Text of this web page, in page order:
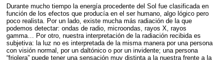
Durante mucho tiempo la energía procedente del Sol fue clasificada en
función de los efectos que producía en el ser humano, algo lógico pero
poco realista. Por un lado, existe mucha más radiación de la que
podemos detectar: ondas de radio, microondas, rayos X, rayos
gamma… Por otro, nuestra interpretación de la radiación recibida es
subjetiva: la luz no es interpretada de la misma manera por una persona
con visión normal, por un daltónico o por un invidente; una persona
“friolera” puede tener una sensación muy distinta a la nuestra frente a la